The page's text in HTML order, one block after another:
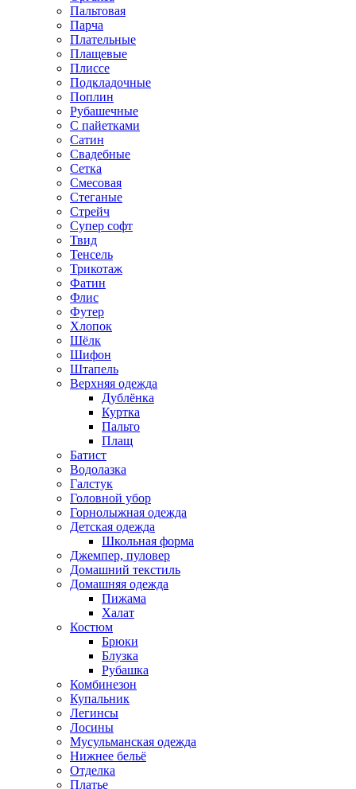
Пальтовая
Парча
Плательные
Плащевые
Плиссе
Подкладочные
Поплин
Рубашечные
С пайетками
Сатин
Свадебные
Сетка
Смесовая
Стеганые
Стрейч
Супер софт
Твид
Тенсель
Трикотаж
Фатин
Флис
Футер
Хлопок
Шёлк
Шифон
Штапель
Верхняя одежда
Дублёнка
Куртка
Пальто
Плащ
Батист
Водолазка
Галстук
Головной убор
Горнолыжная одежда
Детская одежда
Школьная форма
Джемпер, пуловер
Домашний текстиль
Домашняя одежда
Пижама
Халат
Костюм
Брюки
Блузка
Рубашка
Комбинезон
Купальник
Легинсы
Лосины
Мусульманская одежда
Нижнее бельё
Отделка
Платье